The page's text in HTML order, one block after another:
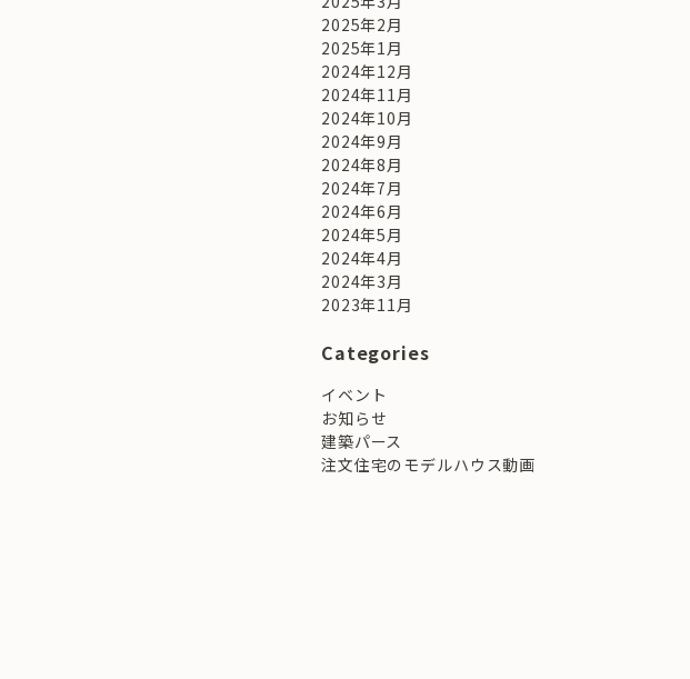
2025年2月
2025年1月
2024年12月
2024年11月
2024年10月
2024年9月
2024年8月
2024年7月
2024年6月
2024年5月
2024年4月
2024年3月
2023年11月
Categories
イベント
お知らせ
建築パース
注文住宅のモデルハウス動画